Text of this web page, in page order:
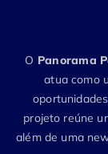
O Panorama
atua como
projeto reúne
além de uma